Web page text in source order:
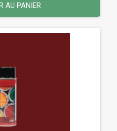
AU PANIER